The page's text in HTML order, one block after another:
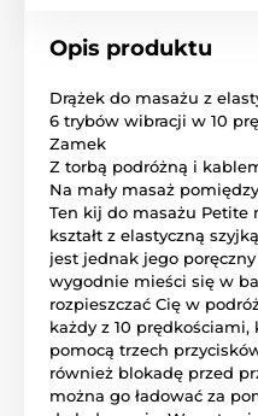
Opis produktu
Drążek do masażu z
6 trybów wibracji w 10
Zamek
Z torbą podróżną i
Na mały masaż
Ten kij do masażu Petite
kształt z elastyczną
jest jednak jego
wygodnie mieści się w
rozpieszczać Cię w
każdy z 10
pomocą trzech
również blokadę przed
można go ładować za